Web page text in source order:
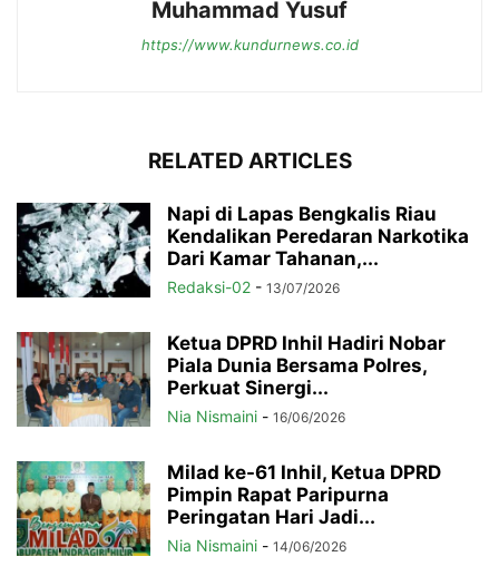
Muhammad Yusuf
https://www.kundurnews.co.id
RELATED ARTICLES
Napi di Lapas Bengkalis Riau
Kendalikan Peredaran Narkotika
Dari Kamar Tahanan,...
Redaksi-02 - 13/07/2026
Ketua DPRD Inhil Hadiri Nobar
Piala Dunia Bersama Polres,
Perkuat Sinergi...
Nia Nismaini - 16/06/2026
Milad ke-61 Inhil, Ketua DPRD
Pimpin Rapat Paripurna
Peringatan Hari Jadi...
Nia Nismaini - 14/06/2026